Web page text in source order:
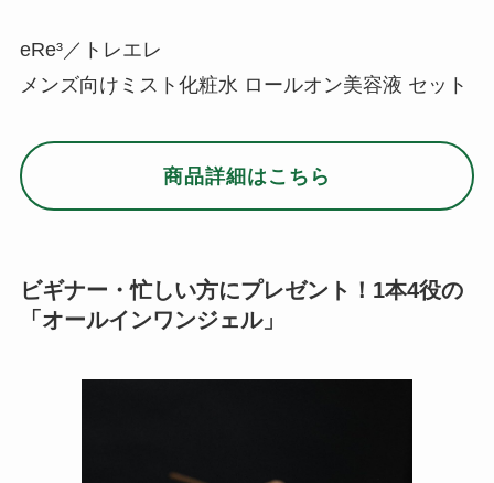
eRe³／トレエレ
メンズ向けミスト化粧水 ロールオン美容液 セット
商品詳細はこちら
ビギナー・忙しい方にプレゼント！1本4役の
「オールインワンジェル」